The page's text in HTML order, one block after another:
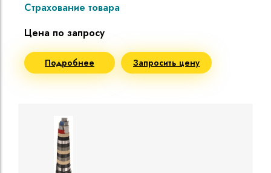
Страхование товара
Цена по запросу
Подробнее Запросить цену